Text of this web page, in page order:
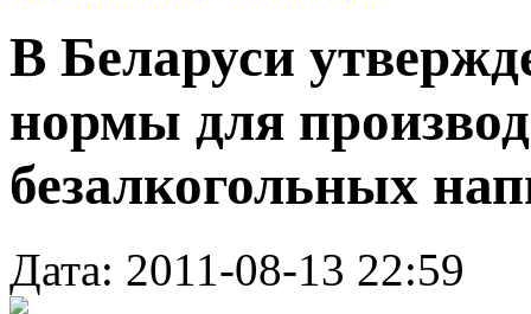
В Беларуси
нормы для
безалкогольных
Дата: 2011-08-13 22:59